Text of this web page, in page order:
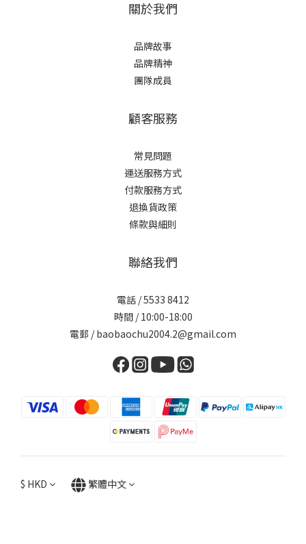
關於我們
品牌故事
品牌精神
團隊成員
顧客服務
常見問題
運送服務方式
付款服務方式
退換貨政策
條款與細則
聯絡我們
電話 / 5533 8412
時間 / 10:00-18:00
電郵 / baobaochu2004.2@gmail.com
$ HKD 繁體中文